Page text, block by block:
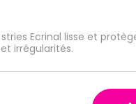
Ecrinal lisse et
irrégularités.